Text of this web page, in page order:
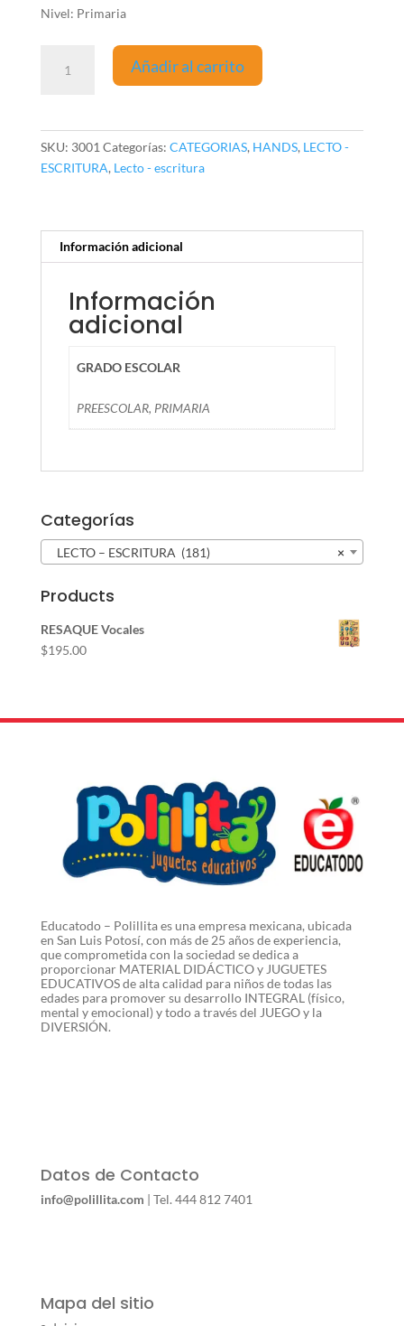
Nivel: Primaria
conectable
Añadir al carrito
SKU: 3001 Categorías: CATEGORIAS, HANDS, LECTO -
ESCRITURA, Lecto - escritura
Información adicional
Información
adicional
GRADO ESCOLAR
PREESCOLAR, PRIMARIA
Categorías
×
LECTO – ESCRITURA (181)
Products
RESAQUE Vocales
$195.00
Educatodo – Polillita es una empresa mexicana, ubicada
en San Luis Potosí, con más de 25 años de experiencia,
que comprometida con la sociedad se dedica a
proporcionar MATERIAL DIDÁCTICO y JUGUETES
EDUCATIVOS de alta calidad para niños de todas las
edades para promover su desarrollo INTEGRAL (físico,
mental y emocional) y todo a través del JUEGO y la
DIVERSIÓN.
Datos de Contacto
info@polillita.com | Tel. 444 812 7401
Mapa del sitio